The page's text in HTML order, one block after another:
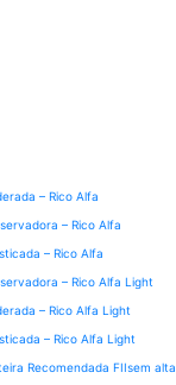
– Rico Alfa
– Rico Alfa
– Rico Alfa
– Rico Alfa Light
– Rico Alfa Light
– Rico Alfa Light
Recomendada FIIsem alta